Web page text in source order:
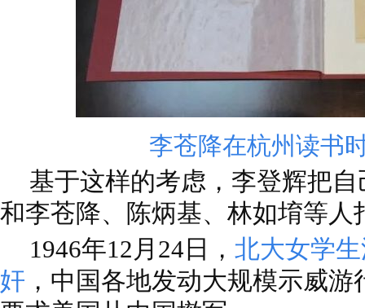
李苍降在杭州读书
基于这样的考虑，李登辉把
和李苍降、陈炳基、林如堉等人
1946年12月24日， 北大女学
奸 ，中国各地发动大规模示威